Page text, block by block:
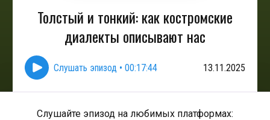
Толстый и тонкий: как костромские
диалекты описывают нас
Слушать эпизод • 00:17:44 13.11.2025
Слушайте эпизод на любимых платформах: